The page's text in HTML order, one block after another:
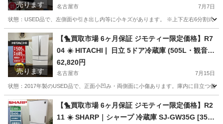
売ります 名古屋市 7月7日
状態：USED品で、左側面や引き出し内等に小キズがあります。 ※上下左右6分割式・
愛知 名古屋市 収納家具 リビング
売ります
【🐤買取市場 6ヶ月保証 ジモティー限定価格】R7
04 ☀️ HITACHI❘ 日立 5ドア冷蔵庫 (505L・観音開
き）R-F51M2 ⭐動作確認済⭐クリーニング済
62,820円
名古屋市 7月15日
状態：2017年製のUSED品で、正面小凹み・両側面に小傷あります。庫内に目立つ傷
愛知 名古屋市 キッチン家電 ドア
【🐤買取市場 6ヶ月保証 ジモティー限定価格】R2
11 ☀️ SHARP｜シャープ 冷蔵庫 SJ-GW35G [350